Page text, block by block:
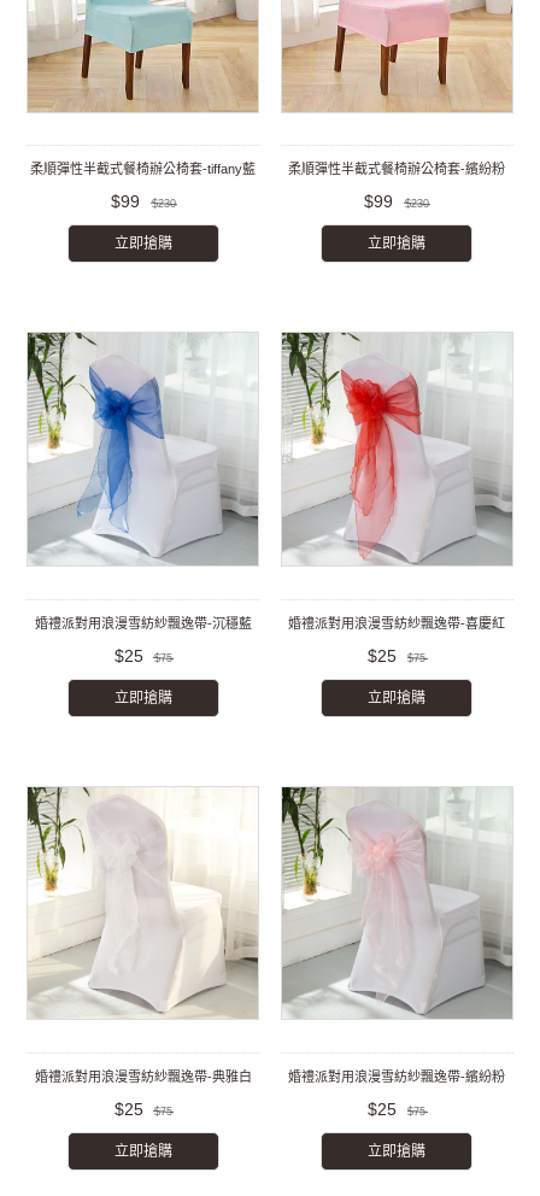
柔順彈性半截式餐椅辦公椅套-tiffany藍
$99 $230
立即搶購
柔順彈性半截式餐椅辦公椅套-繽紛粉
$99 $230
立即搶購
婚禮派對用浪漫雪紡紗飄逸帶-沉穩藍
$25 $75
立即搶購
婚禮派對用浪漫雪紡紗飄逸帶-喜慶紅
$25 $75
立即搶購
婚禮派對用浪漫雪紡紗飄逸帶-典雅白
$25 $75
立即搶購
婚禮派對用浪漫雪紡紗飄逸帶-繽紛粉
$25 $75
立即搶購